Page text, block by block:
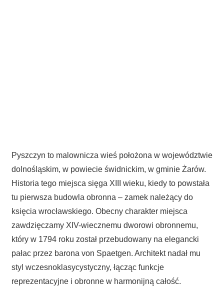
Pyszczyn to malownicza wieś położona w województwie
dolnośląskim, w powiecie świdnickim, w gminie Żarów.
Historia tego miejsca sięga XIII wieku, kiedy to powstała
tu pierwsza budowla obronna – zamek należący do
księcia wrocławskiego. Obecny charakter miejsca
zawdzięczamy XIV-wiecznemu dworowi obronnemu,
który w 1794 roku został przebudowany na elegancki
pałac przez barona von Spaetgen. Architekt nadał mu
styl wczesnoklasycystyczny, łącząc funkcje
reprezentacyjne i obronne w harmonijną całość.